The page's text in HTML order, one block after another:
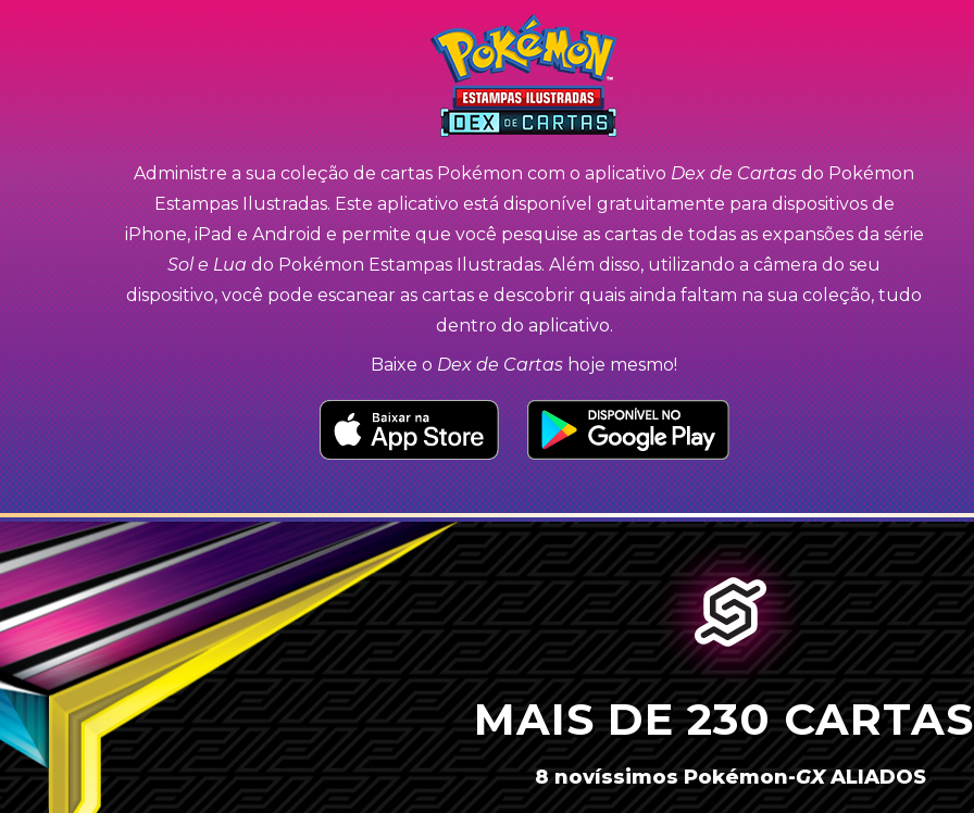
Administre a sua coleção de cartas Pokémon com o aplicativoDex de Cartasdo Pokémon
Estampas Ilustradas. Este aplicativo está disponível gratuitamente para dispositivos de
iPhone, iPad e Android e permite que você pesquise as cartas de todas as expansões da série
Sol e Luado Pokémon Estampas Ilustradas. Além disso, utilizando a câmera do seu
dispositivo, você pode escanear as cartas e descobrir quais ainda faltam na sua coleção, tudo
dentro do aplicativo.
Baixe oDex de Cartashoje mesmo!
MAIS DE 230
8 novíssimos Pokémon-GXALIADOS
AMÉRICA LATINA
BRASIL